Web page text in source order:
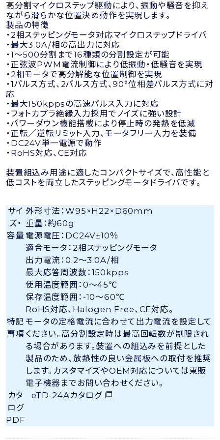
高分割マイクロステップ駆動により、振動や騒音を抑え
ながら滑らかな位置決め動作を実現します。
製品の特徴
・2相ステッピングモータ対応マイクロステップドライバ
・最大3.0A/相の高出力に対応
・1～500分割まで16種類の分割設定が可能
・正弦波PWM電流制御により低振動・低騒音を実現
・2相モータで高分解能な位置制御を実現
・1パルス方式、2パルス方式、90°位相差パルス方式に対
応
・最大150kppsの高速パルス入力に対応
・フォトカプラ絶縁入力採用でノイズに強い設計
・パワーダウン機能搭載により停止時の発熱を低減
・正転／逆転リミット入力、モータフリー入力を装備
・DC24V単一電源で動作
・RoHS対応、CE対応
装置組込み用途に適したコンパクトサイズで、高性能と
低コストを両立したステッピングモータドライバです。
サイ
ズ・
容量
外形寸法：W95×H22×D60mm
重量：約60g
電源電圧：DC24V±10％
適合モータ：2相ステッピングモータ
出力電流：0.2～3.0A/相
最大応答周波数：150kpps
使用温度範囲：0～45℃
保存温度範囲：-10～60℃
RoHS対応、Halogen Free、CE対応。
特記
事項
モータの定格電流に合わせて出力電流を設定して
ください。高分割設定時は最高回転数が制限され
る場合があります。装置への組込みを前提とした
製品のため、放熱性の良い金属板への取付を推奨
します。カスタマイズやOEM対応については東販
電子機器までお問い合わせください。
カタ
ログ
PDF
eTD-24Aカタログ